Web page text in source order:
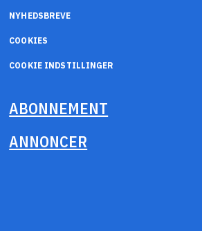
NYHEDSBREVE
COOKIES
COOKIE INDSTILLINGER
ABONNEMENT
ANNONCER